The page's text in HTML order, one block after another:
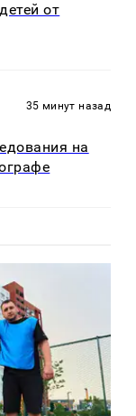
от
35 минут назад
на